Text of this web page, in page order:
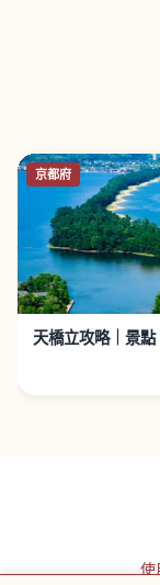
京都府
天橋立攻略｜景
使